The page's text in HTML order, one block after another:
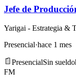
Jefe de
Yarigai - Estrategia &
Presencial·hace 1 mes
PresencialSin sueldo
FM